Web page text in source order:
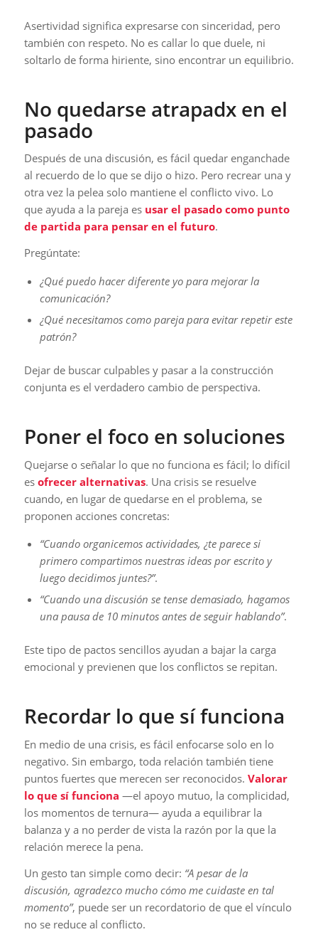
Asertividad significa expresarse con sinceridad, pero
también con respeto. No es callar lo que duele, ni
soltarlo de forma hiriente, sino encontrar un equilibrio.
No quedarse atrapadx en el
pasado
Después de una discusión, es fácil quedar enganchade
al recuerdo de lo que se dijo o hizo. Pero recrear una y
otra vez la pelea solo mantiene el conflicto vivo. Lo
que ayuda a la pareja es usar el pasado como punto
de partida para pensar en el futuro.
Pregúntate:
¿Qué puedo hacer diferente yo para mejorar la
comunicación?
¿Qué necesitamos como pareja para evitar repetir este
patrón?
Dejar de buscar culpables y pasar a la construcción
conjunta es el verdadero cambio de perspectiva.
Poner el foco en soluciones
Quejarse o señalar lo que no funciona es fácil; lo difícil
es ofrecer alternativas. Una crisis se resuelve
cuando, en lugar de quedarse en el problema, se
proponen acciones concretas:
“Cuando organicemos actividades, ¿te parece si
primero compartimos nuestras ideas por escrito y
luego decidimos juntes?”.
“Cuando una discusión se tense demasiado, hagamos
una pausa de 10 minutos antes de seguir hablando”.
Este tipo de pactos sencillos ayudan a bajar la carga
emocional y previenen que los conflictos se repitan.
Recordar lo que sí funciona
En medio de una crisis, es fácil enfocarse solo en lo
negativo. Sin embargo, toda relación también tiene
puntos fuertes que merecen ser reconocidos. Valorar
lo que sí funciona —el apoyo mutuo, la complicidad,
los momentos de ternura— ayuda a equilibrar la
balanza y a no perder de vista la razón por la que la
relación merece la pena.
Un gesto tan simple como decir: “A pesar de la
discusión, agradezco mucho cómo me cuidaste en tal
momento”, puede ser un recordatorio de que el vínculo
no se reduce al conflicto.